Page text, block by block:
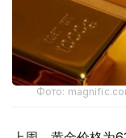
Фото: